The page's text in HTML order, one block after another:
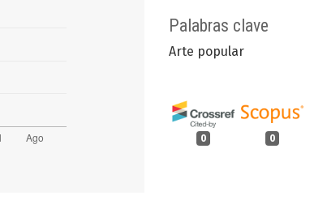
Palabras clave
Arte popular
0 0